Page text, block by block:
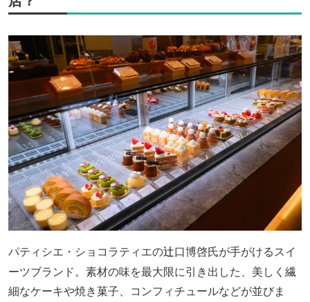
パティシエ・ショコラティエの辻󠄀口博啓氏が手がけるスイ
ーツブランド。素材の味を最大限に引き出した、美しく繊
細なケーキや焼き菓子、コンフィチュールなどが並びま